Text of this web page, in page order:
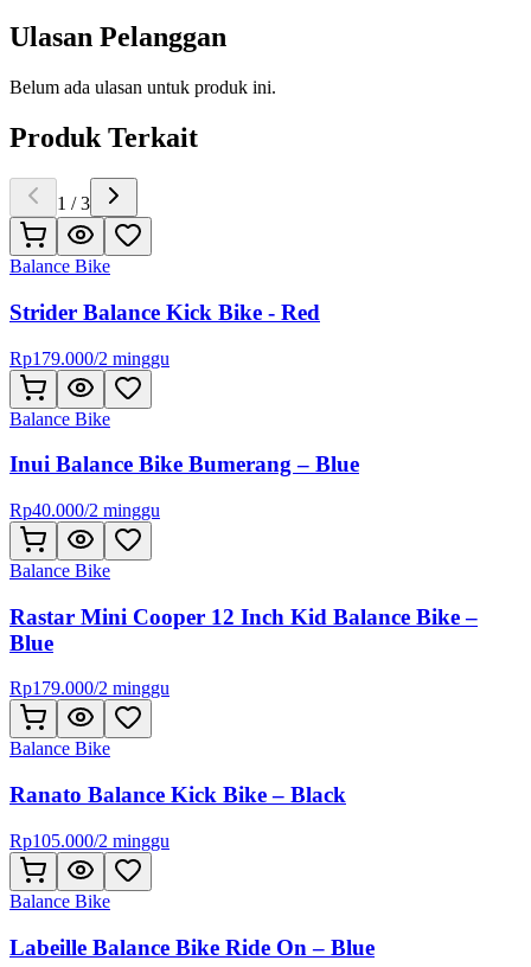
Ulasan Pelanggan
Belum ada ulasan untuk produk ini.
Produk Terkait
1 /3
Balance Bike
Strider Balance Kick Bike - Red
Rp179.000/2 minggu
Balance Bike
Inui Balance Bike Bumerang – Blue
Rp40.000/2 minggu
Balance Bike
Rastar Mini Cooper 12 Inch Kid Balance Bike –
Blue
Rp179.000/2 minggu
Balance Bike
Ranato Balance Kick Bike – Black
Rp105.000/2 minggu
Balance Bike
Labeille Balance Bike Ride On – Blue